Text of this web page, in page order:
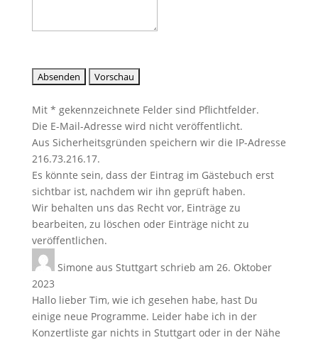
Mit * gekennzeichnete Felder sind Pflichtfelder.
Die E-Mail-Adresse wird nicht veröffentlicht.
Aus Sicherheitsgründen speichern wir die IP-Adresse
216.73.216.17.
Es könnte sein, dass der Eintrag im Gästebuch erst
sichtbar ist, nachdem wir ihn geprüft haben.
Wir behalten uns das Recht vor, Einträge zu
bearbeiten, zu löschen oder Einträge nicht zu
veröffentlichen.
Simone aus Stuttgart schrieb am 26. Oktober
2023
Hallo lieber Tim, wie ich gesehen habe, hast Du
einige neue Programme. Leider habe ich in der
Konzertliste gar nichts in Stuttgart oder in der Nähe